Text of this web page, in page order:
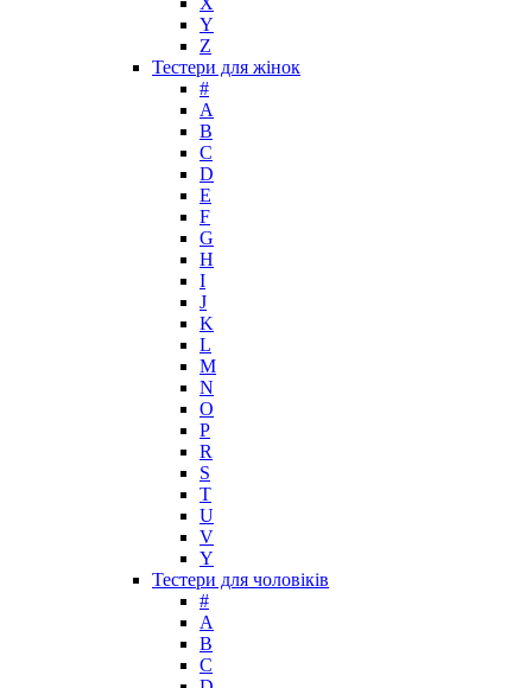
Y
Z
Тестери для жінок
#
A
B
C
D
E
F
G
H
I
J
K
L
M
N
O
P
R
S
T
U
V
Y
Тестери для чоловіків
#
A
B
C